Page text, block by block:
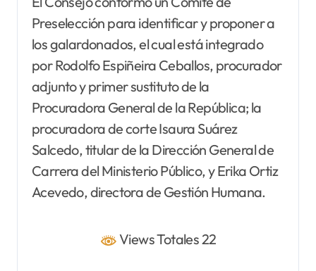
Preselección para identificar y proponer a
los galardonados, el cual está integrado
por Rodolfo Espiñeira Ceballos, procurador
adjunto y primer sustituto de la
Procuradora General de la República; la
procuradora de corte Isaura Suárez
Salcedo, titular de la Dirección General de
Carrera del Ministerio Público, y Erika Ortiz
Acevedo, directora de Gestión Humana.
Views Totales 22